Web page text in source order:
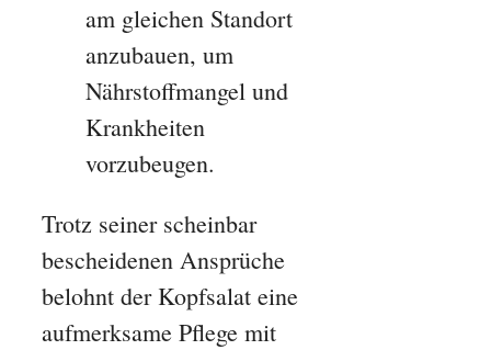
am gleichen Standort
anzubauen, um
Nährstoffmangel und
Krankheiten
vorzubeugen.
Trotz seiner scheinbar
bescheidenen Ansprüche
belohnt der Kopfsalat eine
aufmerksame Pflege mit